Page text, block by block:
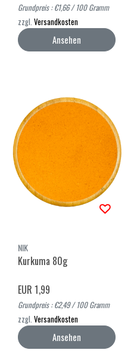
Grundpreis : €1,66 / 100 Gramm
zzgl. Versandkosten
Ansehen
NIK
Kurkuma 80g
EUR 1,99
Grundpreis : €2,49 / 100 Gramm
zzgl. Versandkosten
Ansehen